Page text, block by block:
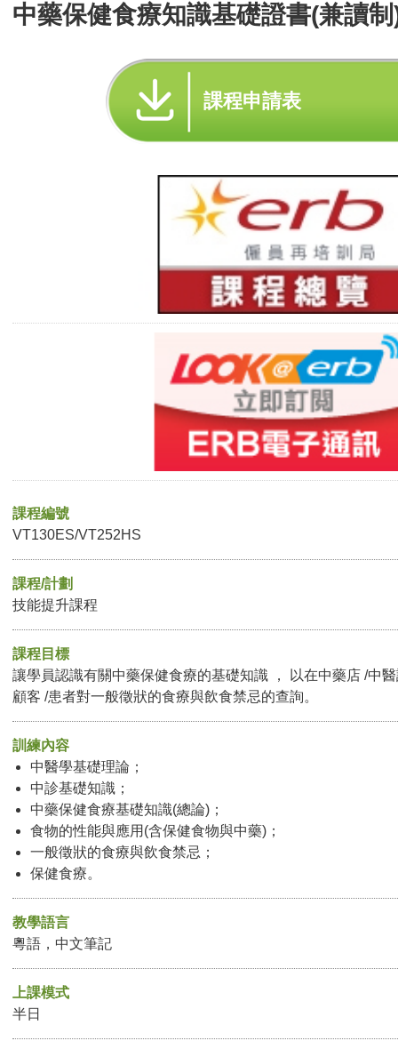
中藥保健食療知識基礎證書(兼讀
課程申請表
課程編號
VT130ES/VT252HS
課程/計劃
技能提升課程
課程目標
讓學員認識有關中藥保健食療的基礎知識 ， 以在中藥店 /中
顧客 /患者對一般徵狀的食療與飲食禁忌的查詢。
訓練內容
中醫學基礎理論；
中診基礎知識；
中藥保健食療基礎知識(總論)；
食物的性能與應用(含保健食物與中藥)；
一般徵狀的食療與飲食禁忌；
保健食療。
教學語言
粵語，中文筆記
上課模式
半日